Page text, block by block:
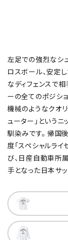
左足での強烈なシ
ロスボール、安定
なディフェンスで
ーの全てのポジシ
機械のようなクオ
ューター」という
馴染みです。 帰国
度「スペシャルラ
び、日産自動車所
手となった日本サ